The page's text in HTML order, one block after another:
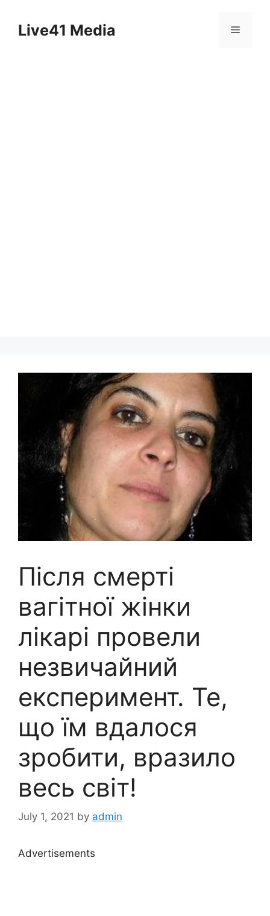
contentLive41 Media Menu
Після смерті
вагітної жінки
лікарі провели
незвичайний
експеримент. Те,
що їм вдалося
зробити, вразило
весь світ!
July 1, 2021 by admin
Advertisements